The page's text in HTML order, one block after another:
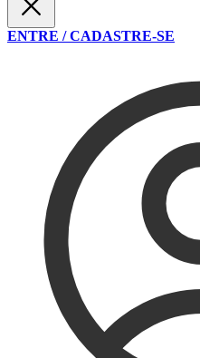
ENTRE / CADASTRE-SE